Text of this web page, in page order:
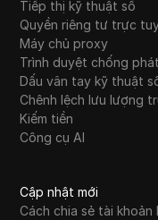
Tiếp thị kỹ thuật số
Quyền riêng tư trực
Máy chủ proxy
Trình duyệt chống
Dấu vân tay kỹ thuật
Chênh lệch lưu lượng
Kiếm tiền
Công cụ AI
Cập nhật mới
Cách chia sẻ tài